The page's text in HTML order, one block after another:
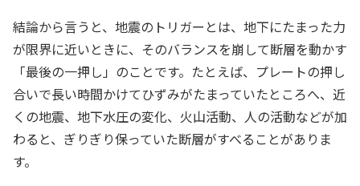
結論から言うと、地震のトリガーとは、地下にたまった力
が限界に近いときに、そのバランスを崩して断層を動かす
「最後の一押し」のことです。たとえば、プレートの押し
合いで長い時間かけてひずみがたまっていたところへ、近
くの地震、地下水圧の変化、火山活動、人の活動などが加
わると、ぎりぎり保っていた断層がすべることがありま
す。